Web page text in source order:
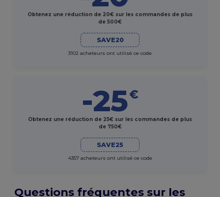
Obtenez une réduction de 20€ sur les commandes de plus
de 500€
SAVE20
3102 acheteurs ont utilisé ce code
-25€
Obtenez une réduction de 25€ sur les commandes de plus
de 750€
SAVE25
4357 acheteurs ont utilisé ce code
Questions fréquentes sur les